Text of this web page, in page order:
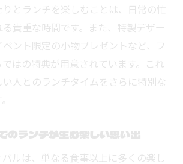
とランチを楽しむことは、日常の忙
貴重な時間です。また、特製デザー
ベント限定の小物プレゼントなど、フ
はの特典が用意されています。これ
人とのランチタイムをさらに特別な
のランチが生む楽しい思い出
ルは、単なる食事以上に多くの楽し